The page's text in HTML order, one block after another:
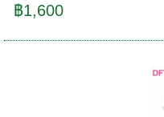
฿1,600